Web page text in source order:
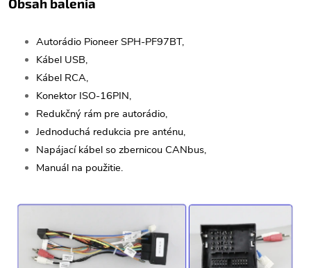
Autorádio Pioneer SPH-PF97BT,
Kábel USB,
Kábel RCA,
Konektor ISO-16PIN,
Redukčný rám pre autorádio,
Jednoduchá redukcia pre anténu,
Napájací kábel so zbernicou CANbus,
Manuál na použitie.